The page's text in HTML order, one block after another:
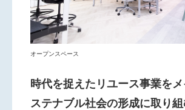
オープンスペース
時代を捉えたリユース事業を
ステナブル社会の形成に取り